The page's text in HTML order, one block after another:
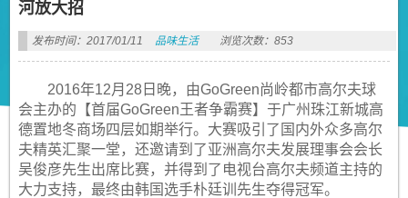
河放大招
发布时间：2017/01/11 品味生活 浏览次数：853
2016年12月28日晚，由GoGreen尚岭都市高尔夫球
会主办的【首届GoGreen王者争霸赛】于广州珠江新城高
德置地冬商场四层如期举行。大赛吸引了国内外众多高尔
夫精英汇聚一堂，还邀请到了亚洲高尔夫发展理事会会长
吴俊彦先生出席比赛，并得到了电视台高尔夫频道主持的
大力支持，最终由韩国选手朴廷训先生夺得冠军。